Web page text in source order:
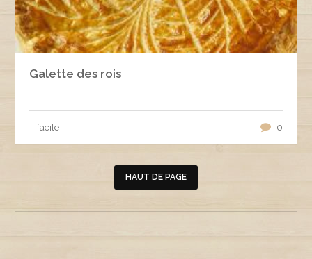
Galette des rois
facile 0
HAUT DE PAGE